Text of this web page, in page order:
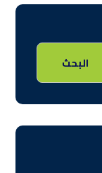
البحث